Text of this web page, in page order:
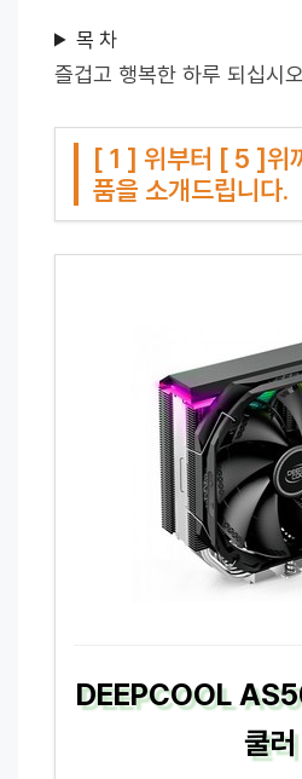
목 차
즐겁고 행복한 하루 되십시
[ 1 ] 위부터 [ 5 ]위
품을 소개드립니다.
DEEPCOOL
쿨러